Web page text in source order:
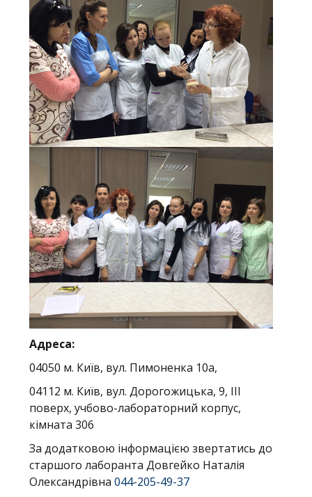
Адреса:
04050 м. Київ, вул. Пимоненка 10а,
04112 м. Київ, вул. Дорогожицька, 9, ІІІ
поверх, учбово-лабораторний корпус,
кімната 306
За додатковою інформацією звертатись до
старшого лаборанта Довгейко Наталія
Олександрівна 044-205-49-37